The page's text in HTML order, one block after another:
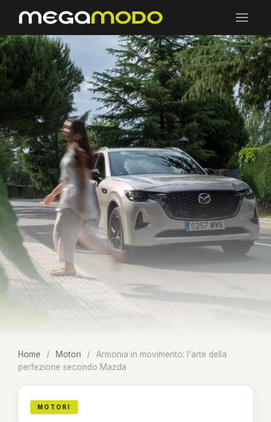
Home / Motori /
Armonia in movimento: l'arte della
perfezione secondo Mazda
MOTORI